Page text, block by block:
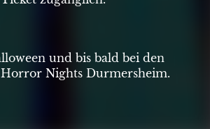
und bis bald bei den
Nights Durmersheim.